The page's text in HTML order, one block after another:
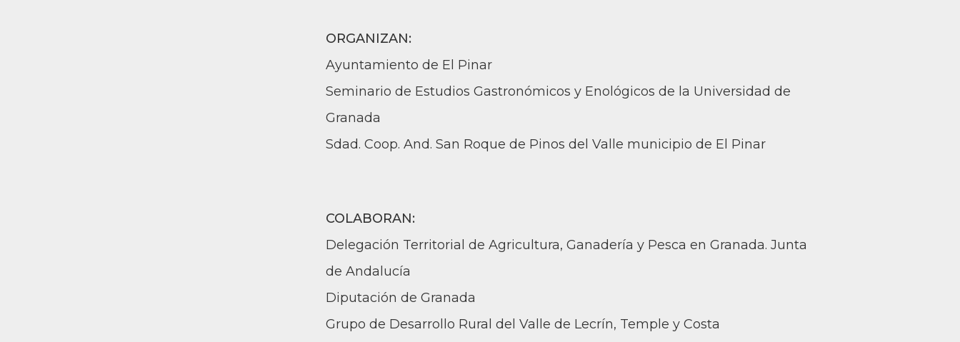
ORGANIZAN:
Ayuntamiento de El Pinar
Seminario de Estudios Gastronómicos y Enológicos de la Universidad de
Granada
Sdad. Coop. And. San Roque de Pinos del Valle municipio de El Pinar
COLABORAN:
Delegación Territorial de Agricultura, Ganadería y Pesca en Granada. Junta
de Andalucía
Diputación de Granada
Grupo de Desarrollo Rural del Valle de Lecrín, Temple y Costa